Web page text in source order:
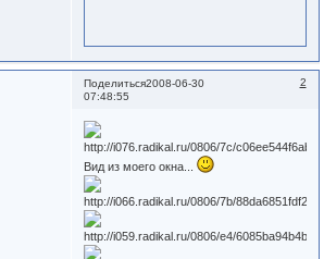
Поделиться 2
2008-06-30
07:48:55
Вид из моего окна...